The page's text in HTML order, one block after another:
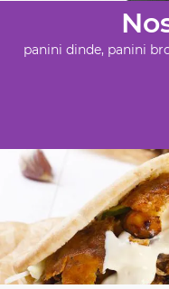
panini dinde, panini